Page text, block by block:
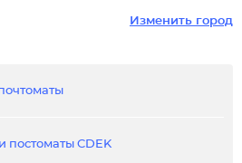
Изменить город
постоматы CDEK